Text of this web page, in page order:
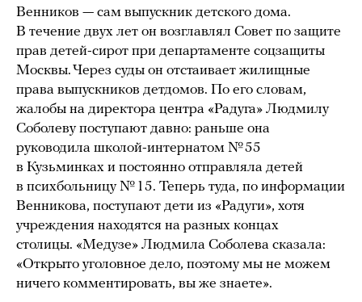
Венников — сам выпускник детского дома.
В течение двух лет он возглавлял Совет по защите
прав детей-сирот при департаменте соцзащиты
Москвы. Через суды он отстаивает жилищные
права выпускников детдомов. По его словам,
жалобы на директора центра «Радуга» Людмилу
Соболеву поступают давно: раньше она
руководила школой-интернатом № 55
в Кузьминках и постоянно отправляла детей
в психбольницу № 15. Теперь туда, по информации
Венникова, поступают дети из «Радуги», хотя
учреждения находятся на разных концах
столицы. «Медузе» Людмила Соболева сказала:
«Открыто уголовное дело, поэтому мы не можем
ничего комментировать, вы же знаете».